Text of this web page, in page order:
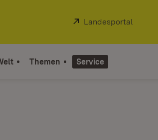
Extern:
Landesportal
Themen Service